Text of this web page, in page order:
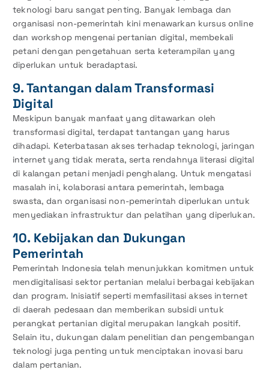
teknologi baru sangat penting. Banyak lembaga dan
organisasi non-pemerintah kini menawarkan kursus online
dan workshop mengenai pertanian digital, membekali
petani dengan pengetahuan serta keterampilan yang
diperlukan untuk beradaptasi.
9. Tantangan dalam Transformasi
Digital
Meskipun banyak manfaat yang ditawarkan oleh
transformasi digital, terdapat tantangan yang harus
dihadapi. Keterbatasan akses terhadap teknologi, jaringan
internet yang tidak merata, serta rendahnya literasi digital
di kalangan petani menjadi penghalang. Untuk mengatasi
masalah ini, kolaborasi antara pemerintah, lembaga
swasta, dan organisasi non-pemerintah diperlukan untuk
menyediakan infrastruktur dan pelatihan yang diperlukan.
10. Kebijakan dan Dukungan
Pemerintah
Pemerintah Indonesia telah menunjukkan komitmen untuk
mendigitalisasi sektor pertanian melalui berbagai kebijakan
dan program. Inisiatif seperti memfasilitasi akses internet
di daerah pedesaan dan memberikan subsidi untuk
perangkat pertanian digital merupakan langkah positif.
Selain itu, dukungan dalam penelitian dan pengembangan
teknologi juga penting untuk menciptakan inovasi baru
dalam pertanian.